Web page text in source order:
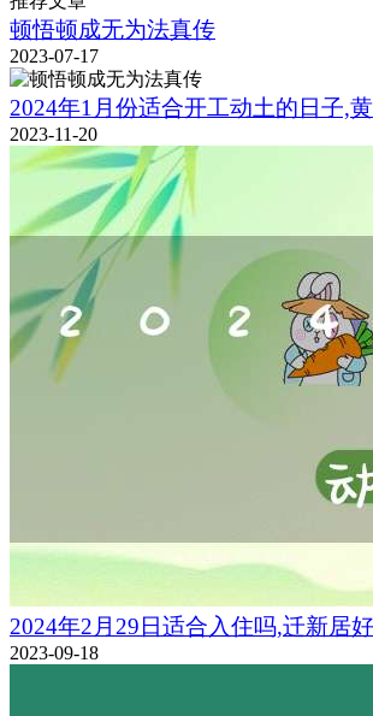
顿悟顿成无为法真传
2023-07-17
2024年1月份适合开工动土的日子,
2023-11-20
2024年2月29日适合入住吗,迁新居
2023-09-18